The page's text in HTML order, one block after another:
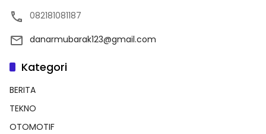
082181081187
danarmubarak123@gmail.com
Kategori
BERITA
TEKNO
OTOMOTIF